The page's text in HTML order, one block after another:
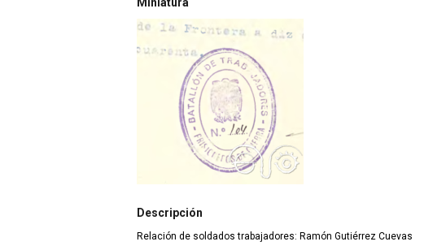
Miniatura
Descripción
Relación de soldados trabajadores: Ramón Gutiérrez Cuevas